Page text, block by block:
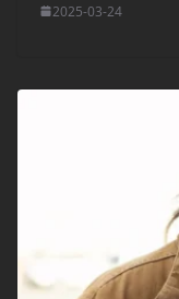
2025-03-24